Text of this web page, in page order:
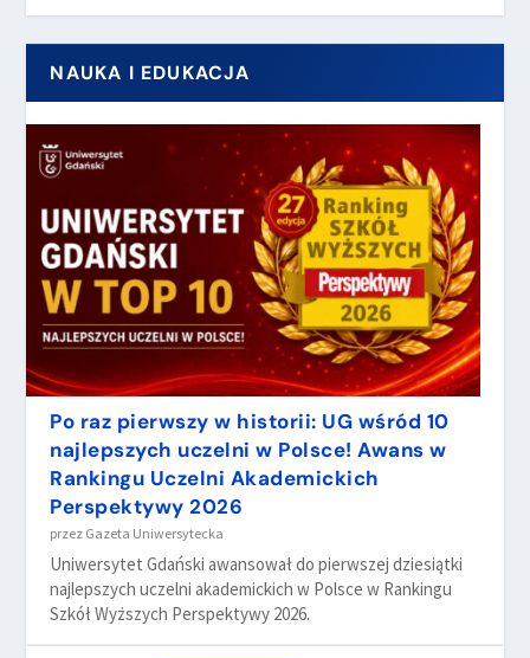
NAUKA I EDUKACJA
Po raz pierwszy w historii: UG wśród 10
najlepszych uczelni w Polsce! Awans w
Rankingu Uczelni Akademickich
Perspektywy 2026
przez Gazeta Uniwersytecka
Uniwersytet Gdański awansował do pierwszej dziesiątki
najlepszych uczelni akademickich w Polsce w Rankingu
Szkół Wyższych Perspektywy 2026.